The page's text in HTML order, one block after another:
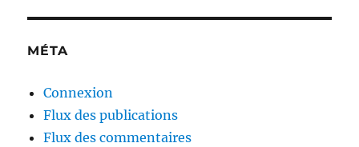
MÉTA
Connexion
Flux des publications
Flux des commentaires